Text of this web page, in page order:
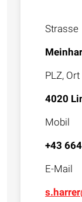
Strasse
PLZ, Ort
4020
Mobil
+43
E-Mail